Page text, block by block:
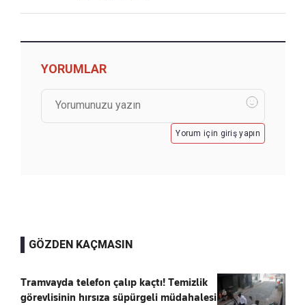
YORUMLAR
Yorum için giriş yapın
GÖZDEN KAÇMASIN
Tramvayda telefon çalıp kaçtı! Temizlik
görevlisinin hırsıza süpürgeli müdahalesi